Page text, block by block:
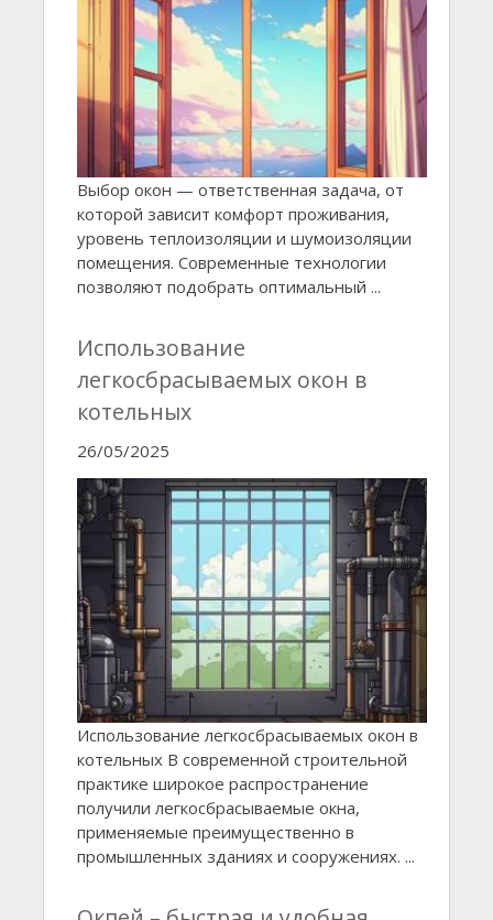
Выбор окон — ответственная задача, от
которой зависит комфорт проживания,
уровень теплоизоляции и шумоизоляции
помещения. Современные технологии
позволяют подобрать оптимальный ...
Использование
легкосбрасываемых окон в
котельных
26/05/2025
Использование легкосбрасываемых окон в
котельных В современной строительной
практике широкое распространение
получили легкосбрасываемые окна,
применяемые преимущественно в
промышленных зданиях и сооружениях. ...